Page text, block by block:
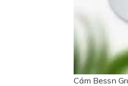
Cám Bessn